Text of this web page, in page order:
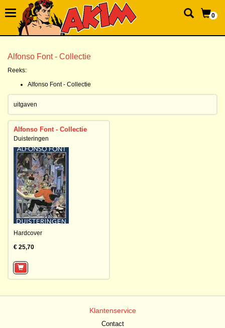
0
Alfonso Font - Collectie
Reeks:
Alfonso Font - Collectie
uitgaven
Alfonso Font - Collectie
Duisteringen
Hardcover
€ 25,70
Klantenservice
Contact